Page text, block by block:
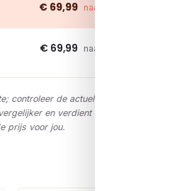
€ 69,99 naar shop →
€ 69,99 naar shop →
controleer de actuele prijs in de
en verdient via affiliate-
prijs voor jou.